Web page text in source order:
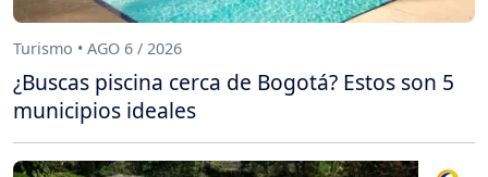
Turismo • AGO 6 / 2026
¿Buscas piscina cerca de Bogotá? Estos son 5
municipios ideales